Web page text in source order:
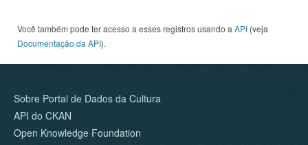
Você também pode ter acesso a esses registros usando a API (veja
Documentação da API).
Sobre Portal de Dados da Cultura
API do CKAN
Open Knowledge Foundation